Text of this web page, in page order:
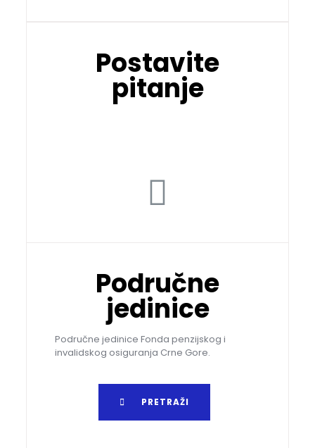
Postavite
pitanje
Područne
jedinice
Područne jedinice Fonda penzijskog i
invalidskog osiguranja Crne Gore.
PRETRAŽI